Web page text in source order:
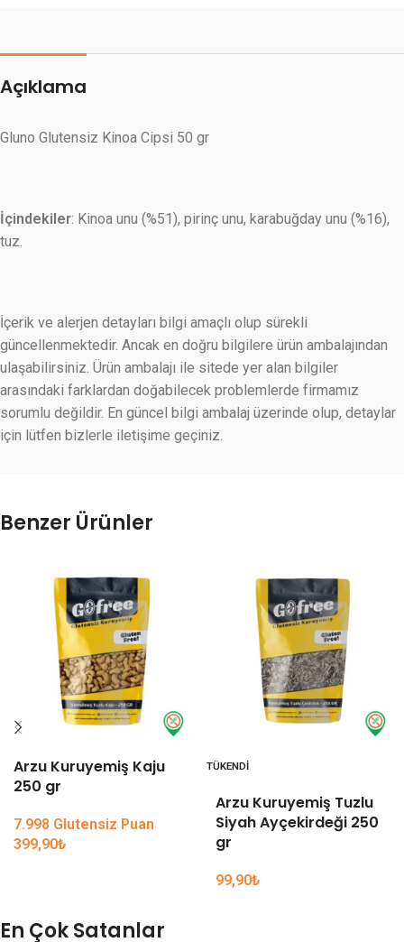
Açıklama
Gluno Glutensiz Kinoa Cipsi 50 gr
İçindekiler: Kinoa unu (%51), pirinç unu, karabuğday unu (%16),
tuz.
İçerik ve alerjen detayları bilgi amaçlı olup sürekli
güncellenmektedir. Ancak en doğru bilgilere ürün ambalajından
ulaşabilirsiniz. Ürün ambalajı ile sitede yer alan bilgiler
arasındaki farklardan doğabilecek problemlerde firmamız
sorumlu değildir. En güncel bilgi ambalaj üzerinde olup, detaylar
için lütfen bizlerle iletişime geçiniz.
Benzer Ürünler
Arzu Kuruyemiş Kaju
250 gr
7.998 Glutensiz Puan
399,90₺
TÜKENDI
Arzu Kuruyemiş Tuzlu
Siyah Ayçekirdeği 250
gr
99,90₺
En Çok Satanlar